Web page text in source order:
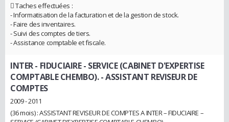
 Taches effectuées :
- Informatisation de la facturation et de la gestion de stock.
- Faire des inventaires.
- Suivi des comptes de tiers.
- Assistance comptable et fiscale.
INTER - FIDUCIAIRE - SERVICE (CABINET D'EXPERTISE
COMPTABLE CHEMBO).- ASSISTANT REVISEUR DE
COMPTES
2009 - 2011
(36 mois) : ASSISTANT REVISEUR DE COMPTES A INTER – FIDUCIAIRE –